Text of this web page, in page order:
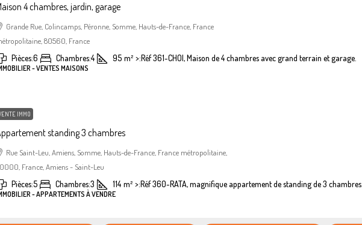
4 chambres, jardin, garage
Grande Rue, Colincamps, Péronne, Somme, Hauts-de-France, France
80560, France
Pièces:6 Chambres:4 95 m² >:Réf 361-CHOI, Maison de 4 chambres avec grand terrain et garage.
- VENTES MAISONS
IMMO
standing 3 chambres
Rue Saint-Leu, Amiens, Somme, Hauts-de-France, France métropolitaine,
France, Amiens - Saint-Leu
Pièces:5 Chambres:3 114 m² >:Réf 360-RATA, magnifique appartement de standing de 3 chambres.
- APPARTEMENTS À VENDRE